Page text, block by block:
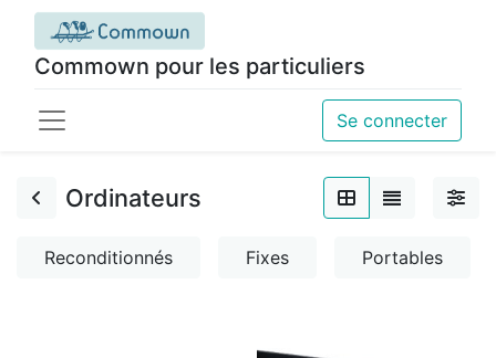
Commown pour les particuliers
Se connecter
Ordinateurs
Reconditionnés Fixes Portables